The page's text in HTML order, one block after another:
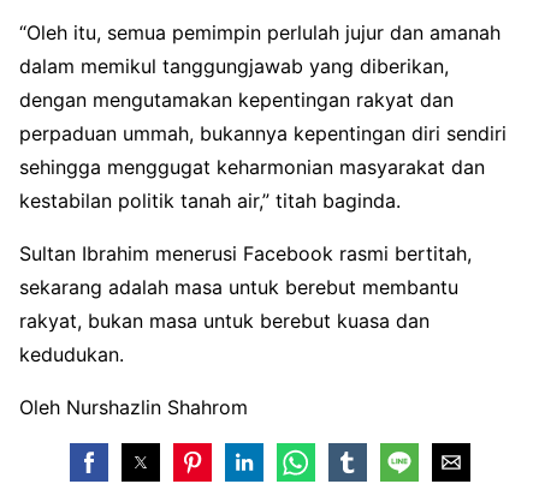
“Oleh itu, semua pemimpin perlulah jujur dan amanah
dalam memikul tanggungjawab yang diberikan,
dengan mengutamakan kepentingan rakyat dan
perpaduan ummah, bukannya kepentingan diri sendiri
sehingga menggugat keharmonian masyarakat dan
kestabilan politik tanah air,” titah baginda.
Sultan Ibrahim menerusi Facebook rasmi bertitah,
sekarang adalah masa untuk berebut membantu
rakyat, bukan masa untuk berebut kuasa dan
kedudukan.
Oleh Nurshazlin Shahrom